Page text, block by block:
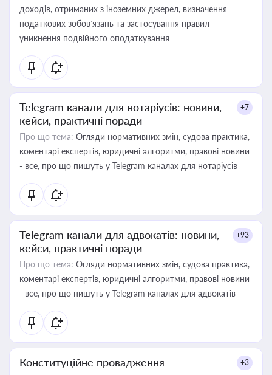
доходів, отриманих з іноземних джерел, визначення
податкових зобов’язань та застосування правил
уникнення подвійного оподаткування
Telegram канали для нотаріусів: новини,
кейси, практичні поради
+7
Про що тема: Огляди нормативних змін, судова практика,
коментарі експертів, юридичні алгоритми, правові новини
- все, про що пишуть у Telegram каналах для нотаріусів
Telegram канали для адвокатів: новини,
кейси, практичні поради
+93
Про що тема: Огляди нормативних змін, судова практика,
коментарі експертів, юридичні алгоритми, правові новини
- все, про що пишуть у Telegram каналах для адвокатів
Конституційне провадження +3